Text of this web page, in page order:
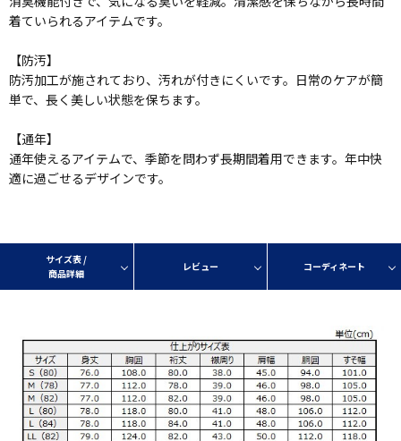
着ていられるアイテムです。
【防汚】
防汚加工が施されており、汚れが付きにくいです。日常のケアが簡
単で、長く美しい状態を保ちます。
【通年】
通年使えるアイテムで、季節を問わず長期間着用できます。年中快
適に過ごせるデザインです。
サイズ表 /
商品詳細
レビュー コーディネート